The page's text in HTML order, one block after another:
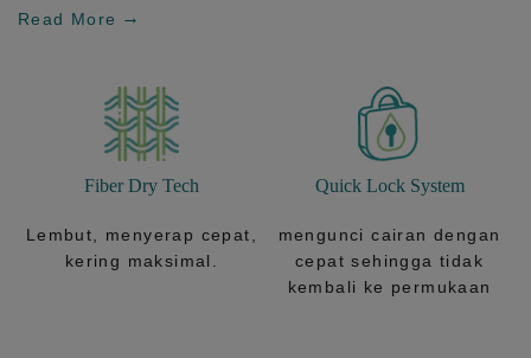
Read More
Fiber Dry Tech
Lembut, menyerap cepat,
kering maksimal.
Quick Lock System
mengunci cairan dengan
cepat sehingga tidak
kembali ke permukaan